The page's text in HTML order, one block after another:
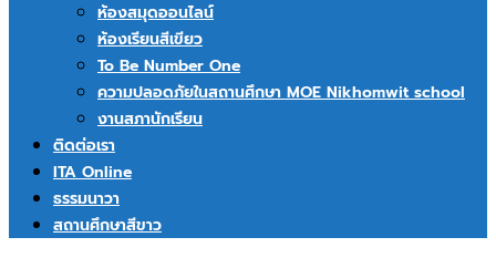
ห้องสมุดออนไลน์
ห้องเรียนสีเขียว
To Be Number One
ความปลอดภัยในสถานศึกษา MOE Nikhomwit school
งานสภานักเรียน
ติดต่อเรา
ITA Online
ธรรมนาวา
สถานศึกษาสีขาว